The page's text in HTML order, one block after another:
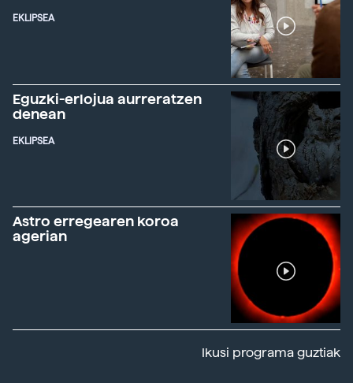
EKLIPSEA
Eguzki-erlojua aurreratzen
denean
EKLIPSEA
Astro erregearen koroa
agerian
Ikusi programa guztiak